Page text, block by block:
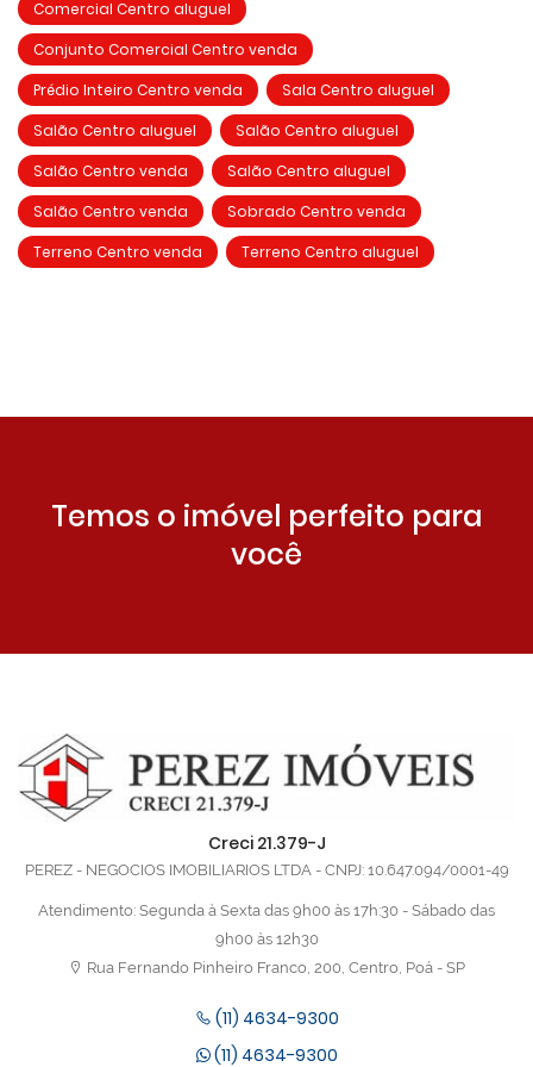
Comercial Centro aluguel
Conjunto Comercial Centro venda
Prédio Inteiro Centro venda
Sala Centro aluguel
Salão Centro aluguel
Salão Centro aluguel
Salão Centro venda
Salão Centro aluguel
Salão Centro venda
Sobrado Centro venda
Terreno Centro venda
Terreno Centro aluguel
Temos o imóvel perfeito para
você
Creci 21.379-J
PEREZ - NEGOCIOS IMOBILIARIOS LTDA - CNPJ: 10.647.094/0001-49
Atendimento: Segunda à Sexta das 9h00 às 17h:30 - Sábado das
9h00 às 12h30
Rua Fernando Pinheiro Franco, 200, Centro, Poá - SP
(11) 4634-9300
(11) 4634-9300